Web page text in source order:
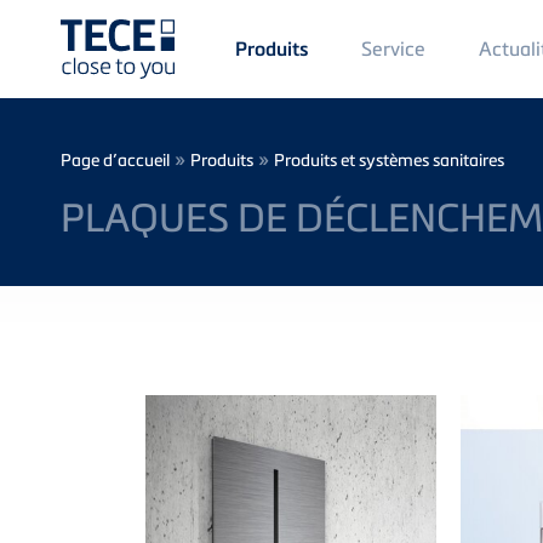
Main
Menü
1
Produits Service
Breadcrumb
Page d’accueil » Produits » Produits et systèmes sanitaires
PLAQUES DE